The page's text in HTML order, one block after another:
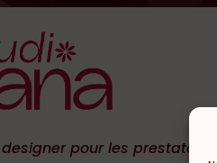
pour les